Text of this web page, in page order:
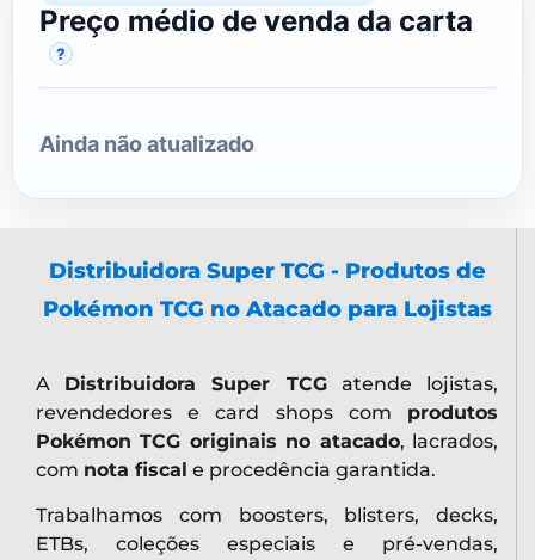
Preço médio de venda da carta
?
Ainda não atualizado
Distribuidora Super TCG - Produtos de
Pokémon TCG no Atacado para Lojistas
A Distribuidora Super TCGatende lojistas,
revendedores e card shops com produtos
Pokémon TCG originais no atacado, lacrados,
com nota fiscal e procedência garantida.
Trabalhamos com boosters, blisters, decks,
ETBs, coleções especiais e pré-vendas,